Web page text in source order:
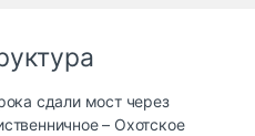
сдали мост через
– Охотское